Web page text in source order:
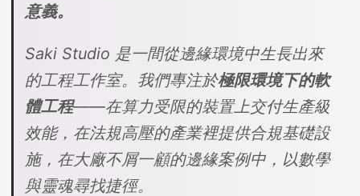
意義。
Saki Studio 是一間從邊緣環境中生長出來
的工程工作室。我們專注於極限環境下的軟
體工程——在算力受限的裝置上交付生產級
效能，在法規高壓的產業裡提供合規基礎設
施，在大廠不屑一顧的邊緣案例中，以數學
與靈魂尋找捷徑。